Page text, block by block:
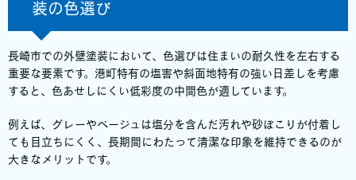
装の色選び
長崎市での外壁塗装において、色選びは住まいの耐久性を左右する
重要な要素です。港町特有の塩害や斜面地特有の強い日差しを考慮
すると、色あせしにくい低彩度の中間色が適しています。
例えば、グレーやベージュは塩分を含んだ汚れや砂ぼこりが付着し
ても目立ちにくく、長期間にわたって清潔な印象を維持できるのが
大きなメリットです。